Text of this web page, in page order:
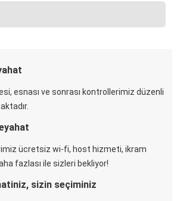
esnası ve sonrası kontrollerimiz düzenli
ücretsiz wi-fi, host hizmeti, ikram
fazlası ile sizleri bekliyor!
sizin seçiminiz